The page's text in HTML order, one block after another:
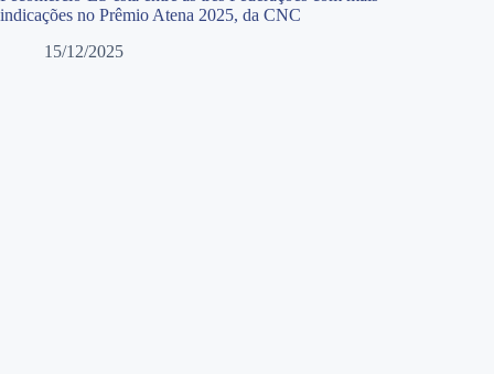
indicações no Prêmio Atena 2025, da CNC
15/12/2025